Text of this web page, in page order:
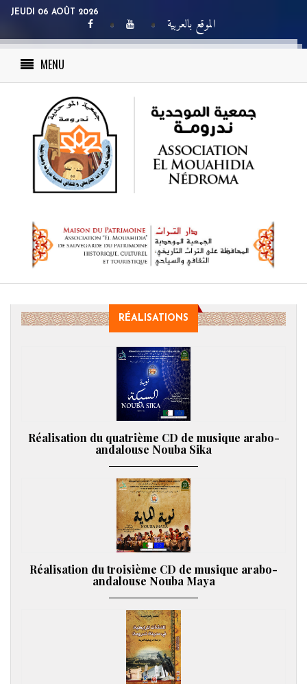
JEUDI 06 AOÛT 2026
الموقع بالعربية
MENU
RÉALISATIONS
Réalisation du quatrième CD de musique arabo-
andalouse Nouba Sika
Réalisation du troisième CD de musique arabo-
andalouse Nouba Maya